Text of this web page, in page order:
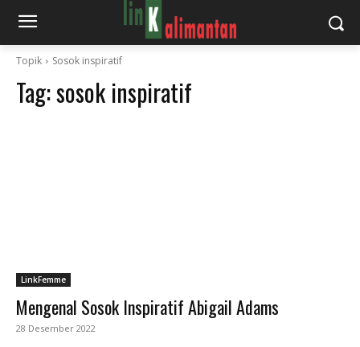
Topik Sosok inspiratif
Tag:sosok inspiratif
LinkFemme
Mengenal Sosok Inspiratif Abigail Adams
28 Desember 2022